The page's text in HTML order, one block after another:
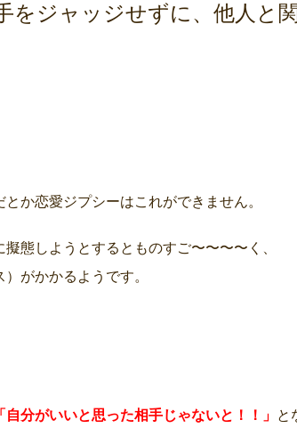
をジャッジせずに、他人と
とか恋愛ジプシーはこれができません。
擬態しようとするとものすご〜〜〜〜く、
がかかるようです。
「自分がいいと思った相手じゃないと！！」 と